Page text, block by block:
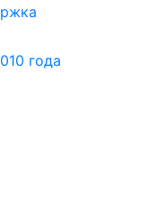
года